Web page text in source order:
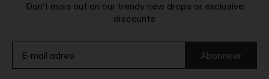
Don't miss out on our trendy new drops or exclusive
discounts
Abonneer